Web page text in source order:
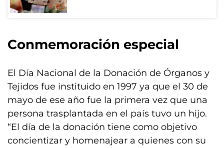
Conmemoración especial
El Día Nacional de la Donación de Órganos y
Tejidos fue instituido en 1997 ya que el 30 de
mayo de ese año fue la primera vez que una
persona trasplantada en el país tuvo un hijo.
“El día de la donación tiene como objetivo
concientizar y homenajear a quienes con su